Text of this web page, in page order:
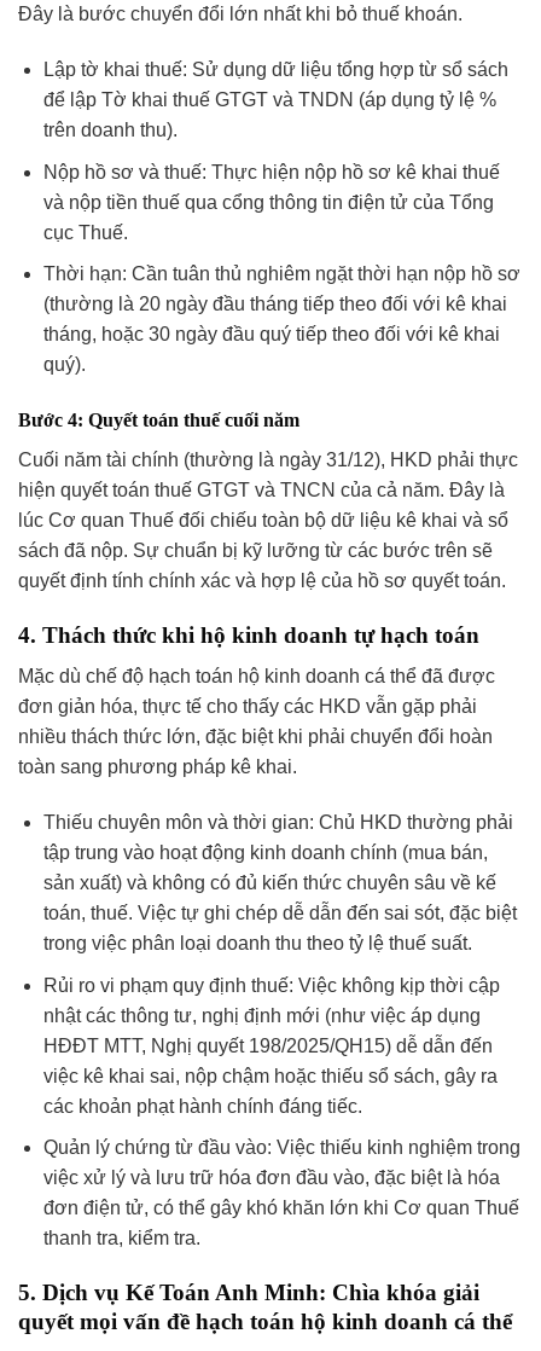
Đây là bước chuyển đổi lớn nhất khi bỏ thuế khoán.
Lập tờ khai thuế: Sử dụng dữ liệu tổng hợp từ sổ sách
để lập Tờ khai thuế GTGT và TNDN (áp dụng tỷ lệ %
trên doanh thu).
Nộp hồ sơ và thuế: Thực hiện nộp hồ sơ kê khai thuế
và nộp tiền thuế qua cổng thông tin điện tử của Tổng
cục Thuế.
Thời hạn: Cần tuân thủ nghiêm ngặt thời hạn nộp hồ sơ
(thường là 20 ngày đầu tháng tiếp theo đối với kê khai
tháng, hoặc 30 ngày đầu quý tiếp theo đối với kê khai
quý).
Bước 4: Quyết toán thuế cuối năm
Cuối năm tài chính (thường là ngày 31/12), HKD phải thực
hiện quyết toán thuế GTGT và TNCN của cả năm. Đây là
lúc Cơ quan Thuế đối chiếu toàn bộ dữ liệu kê khai và sổ
sách đã nộp. Sự chuẩn bị kỹ lưỡng từ các bước trên sẽ
quyết định tính chính xác và hợp lệ của hồ sơ quyết toán.
4. Thách thức khi hộ kinh doanh tự hạch toán
Mặc dù chế độ hạch toán hộ kinh doanh cá thể đã được
đơn giản hóa, thực tế cho thấy các HKD vẫn gặp phải
nhiều thách thức lớn, đặc biệt khi phải chuyển đổi hoàn
toàn sang phương pháp kê khai.
Thiếu chuyên môn và thời gian: Chủ HKD thường phải
tập trung vào hoạt động kinh doanh chính (mua bán,
sản xuất) và không có đủ kiến thức chuyên sâu về kế
toán, thuế. Việc tự ghi chép dễ dẫn đến sai sót, đặc biệt
trong việc phân loại doanh thu theo tỷ lệ thuế suất.
Rủi ro vi phạm quy định thuế: Việc không kịp thời cập
nhật các thông tư, nghị định mới (như việc áp dụng
HĐĐT MTT, Nghị quyết 198/2025/QH15) dễ dẫn đến
việc kê khai sai, nộp chậm hoặc thiếu sổ sách, gây ra
các khoản phạt hành chính đáng tiếc.
Quản lý chứng từ đầu vào: Việc thiếu kinh nghiệm trong
việc xử lý và lưu trữ hóa đơn đầu vào, đặc biệt là hóa
đơn điện tử, có thể gây khó khăn lớn khi Cơ quan Thuế
thanh tra, kiểm tra.
5. Dịch vụ Kế Toán Anh Minh: Chìa khóa giải
quyết mọi vấn đề hạch toán hộ kinh doanh cá thể